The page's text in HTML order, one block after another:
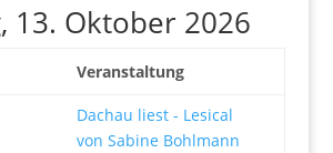
13. Oktober 2026
Veranstaltung
Dachau liest - Lesical
von Sabine Bohlmann